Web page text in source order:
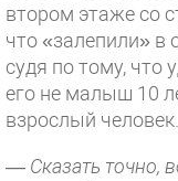
втором этаже со
что «залепили» в
судя по тому, что
его не малыш 10
взрослый человек.
— Сказать точно,